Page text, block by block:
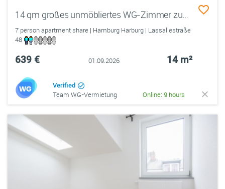
14 qm großes unmöbliertes WG-Zimmer zum 01.09 in in Hamburg-Harburg
7 person apartment share | Hamburg Harburg | Lassallestraße
48
639 € 01.09.2026 14 m²
Verified
Team WG-Vermietung Online: 9 hours